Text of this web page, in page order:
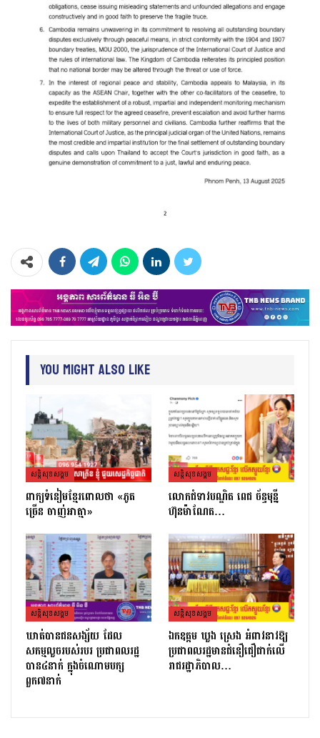
You Might Also Like
សន្តិសុខសង្គម
ពាក្យទំនៀមខ្មែរពោលថា «ភូត
ច្រើន ចាញ់អាត្មា»
សន្តិសុខសង្គម
លោកជំទាវបណ្ឌិត ពេជ ច័ន្ទមុន្នី
ហ៊ុនម៉ាណែត…
សន្តិសុខសង្គម
ឃាត់បានជនសង្ស័យ ដែល
សកម្មលួចរបស់របរ ប្រជាពលរដ្ឋ
បាន៤នាក់ ក្នុងចំណោមបក្ស
ពួក៧នាក់
សន្តិសុខសង្គម
ឯកឧត្ដម ឃួង ស្រេង អំពាវនាវឱ្យ
ប្រជាពលរដ្ឋមានជំនឿជឿជាក់លើ
រាជរដ្ឋាភិបាល…